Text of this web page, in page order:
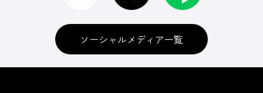
ソーシャルメディア一覧